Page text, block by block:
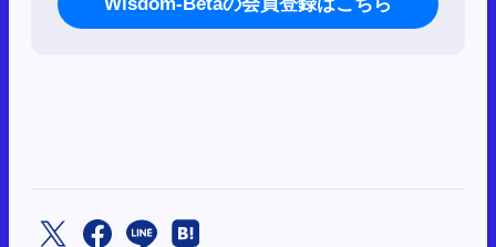
Wisdom-Betaの会員登録はこちら